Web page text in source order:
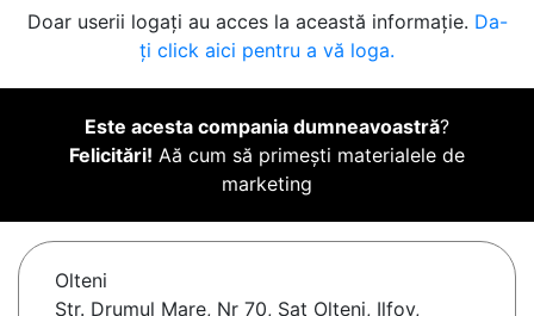
Doar userii logați au acces la această informație. Da-
ți click aici pentru a vă loga.
Este acesta compania dumneavoastră?
Felicitări! Aă cum să primești materialele de
marketing
Olteni
Str. Drumul Mare, Nr 70, Sat Olteni, Ilfov,